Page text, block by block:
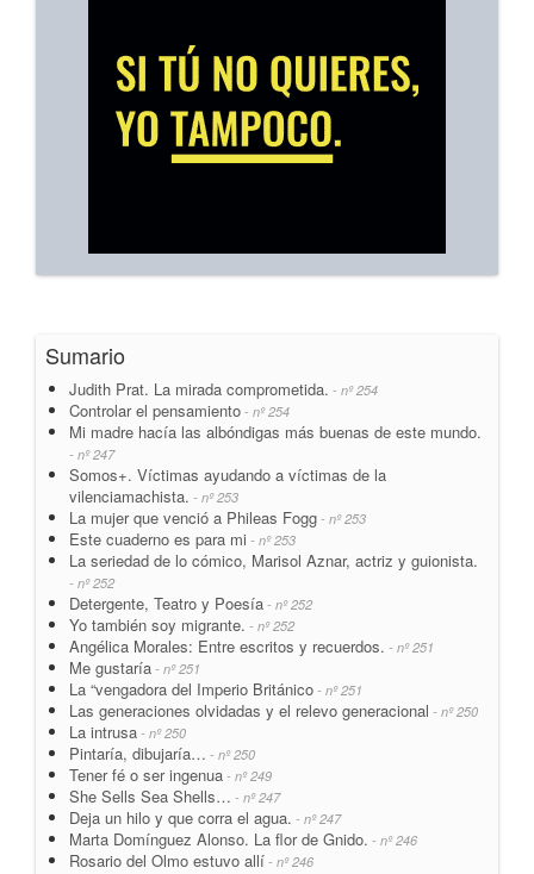
Sumario
Judith Prat. La mirada comprometida. - nº 254
Controlar el pensamiento - nº 254
Mi madre hacía las albóndigas más buenas de este mundo.
- nº 247
Somos+. Víctimas ayudando a víctimas de la
vilenciamachista. - nº 253
La mujer que venció a Phileas Fogg - nº 253
Este cuaderno es para mi - nº 253
La seriedad de lo cómico, Marisol Aznar, actriz y guionista.
- nº 252
Detergente, Teatro y Poesía - nº 252
Yo también soy migrante. - nº 252
Angélica Morales: Entre escritos y recuerdos. - nº 251
Me gustaría - nº 251
La “vengadora del Imperio Británico - nº 251
Las generaciones olvidadas y el relevo generacional - nº 250
La intrusa - nº 250
Pintaría, dibujaría… - nº 250
Tener fé o ser ingenua - nº 249
She Sells Sea Shells… - nº 247
Deja un hilo y que corra el agua. - nº 247
Marta Domínguez Alonso. La flor de Gnido. - nº 246
Rosario del Olmo estuvo allí - nº 246